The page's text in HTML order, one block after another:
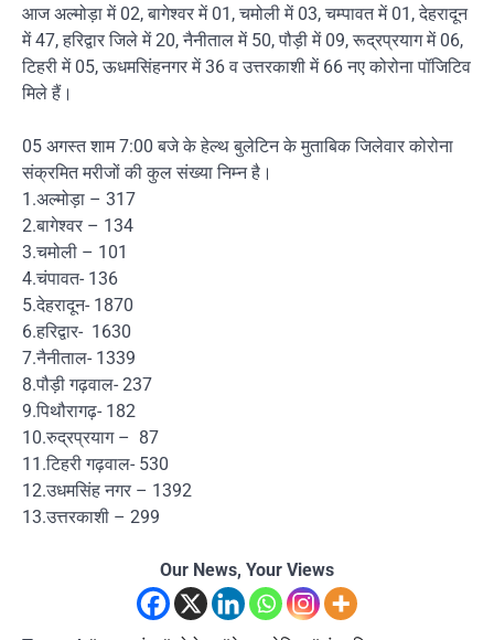
आज अल्मोड़ा में 02, बागेश्वर में 01, चमोली में 03, चम्पावत में 01, देहरादून
में 47, हरिद्वार जिले में 20, नैनीताल में 50, पौड़ी में 09, रूद्रप्रयाग में 06,
टिहरी में 05, ऊधमसिंहनगर में 36 व उत्तरकाशी में 66 नए कोरोना पॉजिटिव
मिले हैं।
05 अगस्त शाम 7:00 बजे के हेल्थ बुलेटिन के मुताबिक जिलेवार कोरोना
संक्रमित मरीजों की कुल संख्या निम्न है।
1.अल्मोड़ा – 317
2.बागेश्वर – 134
3.चमोली – 101
4.चंपावत- 136
5.देहरादून- 1870
6.हरिद्वार- 1630
7.नैनीताल- 1339
8.पौड़ी गढ़वाल- 237
9.पिथौरागढ़- 182
10.रुद्रप्रयाग – 87
11.टिहरी गढ़वाल- 530
12.उधमसिंह नगर – 1392
13.उत्तरकाशी – 299
Our News, Your Views